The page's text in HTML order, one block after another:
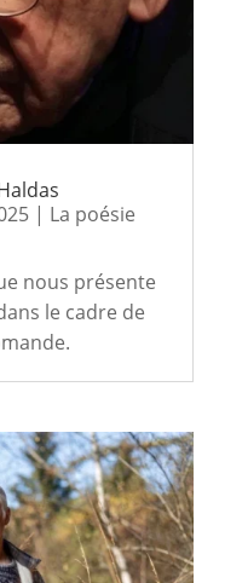
| La poésie
nous présente
le cadre de